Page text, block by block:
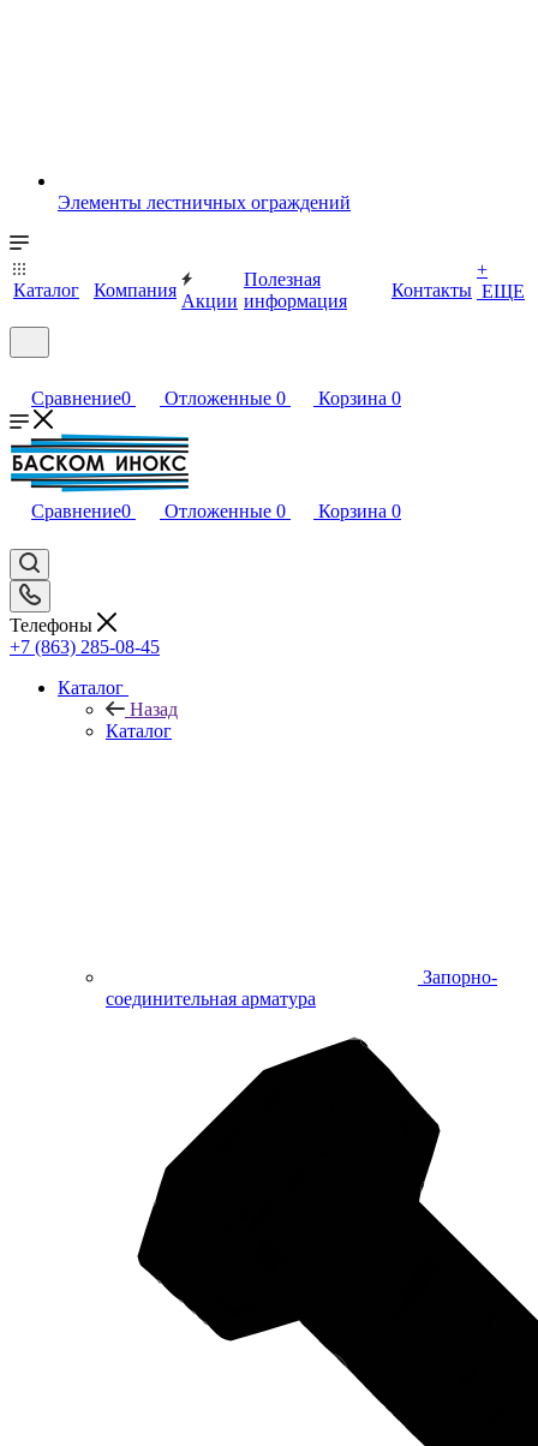
Элементы лестничных ограждений
Каталог Компания
Акции
Полезная
информация
Контакты
+
ЕЩЕ
Сравнение0 Отложенные 0 Корзина 0
Сравнение0 Отложенные 0 Корзина 0
Телефоны
+7 (863) 285-08-45
Каталог
Назад
Каталог
Запорно-
соединительная арматура